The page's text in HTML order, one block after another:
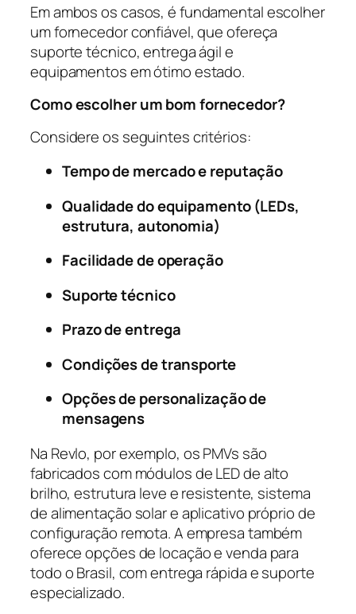
Em ambos os casos, é fundamental escolher
um fornecedor confiável, que ofereça
suporte técnico, entrega ágil e
equipamentos em ótimo estado.
Como escolher um bom fornecedor?
Considere os seguintes critérios:
Tempo de mercado e reputação
Qualidade do equipamento (LEDs,
estrutura, autonomia)
Facilidade de operação
Suporte técnico
Prazo de entrega
Condições de transporte
Opções de personalização de
mensagens
Na Revlo, por exemplo, os PMVs são
fabricados com módulos de LED de alto
brilho, estrutura leve e resistente, sistema
de alimentação solar e aplicativo próprio de
configuração remota. A empresa também
oferece opções de locação e venda para
todo o Brasil, com entrega rápida e suporte
especializado.